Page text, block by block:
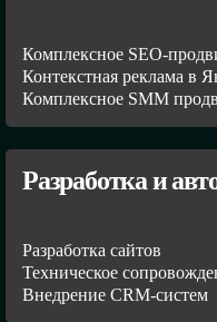
Комплексное SEO-
Контекстная реклама в
Комплексное SMM
Разработка и
Разработка сайтов
Техническое
Внедрение CRM-систем